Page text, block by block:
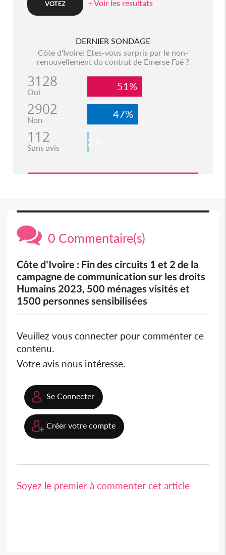
+ Voir les resultats
DERNIER SONDAGE
Côte d'Ivoire: Etes-vous surpris par le non-
renouvellement du contrat de Emerse Faé ?
3128
Oui 51%
2902
Non 47%
112
Sans avis 2%
0 Commentaire(s)
Côte d'Ivoire : Fin des circuits 1 et 2 de la
campagne de communication sur les droits
Humains 2023, 500 ménages visités et
1500 personnes sensibilisées
Veuillez vous connecter pour commenter ce
contenu.
Votre avis nous intéresse.
Se Connecter
Créer votre compte
Soyez le premier à commenter cet article